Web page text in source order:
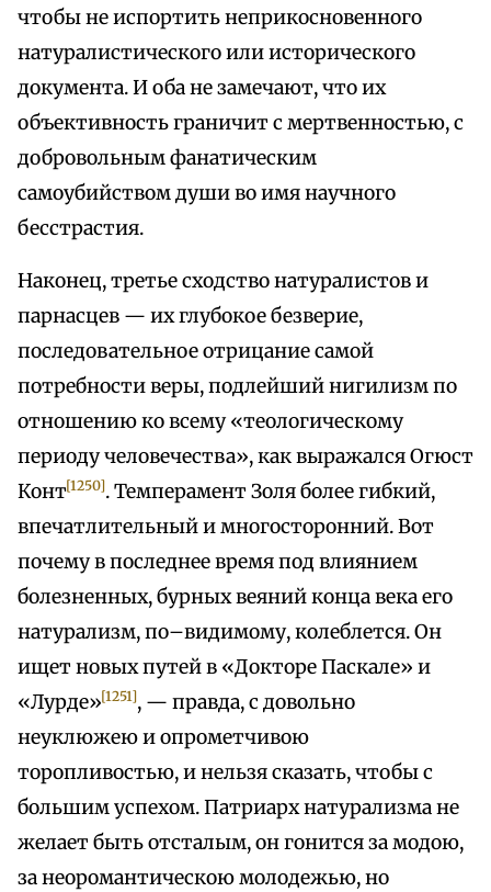
чтобы не испортить неприкосновенного
натуралистического или исторического
документа. И оба не замечают, что их
объективность граничит с мертвенностью, с
добровольным фанатическим
самоубийством души во имя научного
бесстрастия.
Наконец, третье сходство натуралистов и
парнасцев — их глубокое безверие,
последовательное отрицание самой
потребности веры, подлейший нигилизм по
отношению ко всему «теологическому
периоду человечества», как выражался Огюст
Конт[1250]. Темперамент Золя более гибкий,
впечатлительный и многосторонний. Вот
почему в последнее время под влиянием
болезненных, бурных веяний конца века его
натурализм, по–видимому, колеблется. Он
ищет новых путей в «Докторе Паскале» и
«Лурде»[1251], — правда, с довольно
неуклюжею и опрометчивою
торопливостью, и нельзя сказать, чтобы с
большим успехом. Патриарх натурализма не
желает быть отсталым, он гонится за модою,
за неоромантическою молодежью, но